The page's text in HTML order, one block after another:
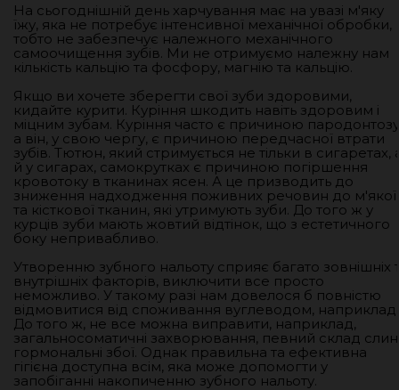
На сьогоднішній день харчування має на увазі м'яку
їжу, яка не потребує інтенсивної механічної обробки,
тобто не забезпечує належного механічного
самоочищення зубів. Ми не отримуємо належну нам
кількість кальцію та фосфору, магнію та кальцію.
Якщо ви хочете зберегти свої зуби здоровими,
кидайте курити. Куріння шкодить навіть здоровим і
міцним зубам. Куріння часто є причиною
а він, у свою чергу, є причиною передчасної втрати
зубів. Тютюн, який стримується не тільки в сигаретах,
й у сигарах, самокрутках є причиною погіршення
кровотоку в тканинах ясен. А це призводить до
зниження надходження поживних речовин до м'якої
та кісткової тканин, які утримують зуби. До того ж у
курців зуби мають жовтий відтінок, що з естетичного
боку непривабливо.
Утворенню зубного нальоту сприяє багато зовнішніх
внутрішніх факторів, виключити все просто
неможливо. У такому разі нам довелося б повністю
відмовитися від споживання вуглеводом, наприклад.
До того ж, не все можна виправити, наприклад,
загальносоматичні захворювання, певний склад
гормональні збої. Однак правильна та ефективна
гігієна доступна всім, яка може допомогти у
запобіганні накопиченню зубного нальоту.